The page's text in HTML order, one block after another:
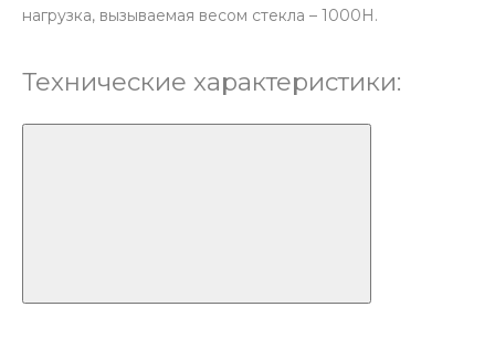
нагрузка, вызываемая весом стекла – 1000Н.
Технические характеристики: